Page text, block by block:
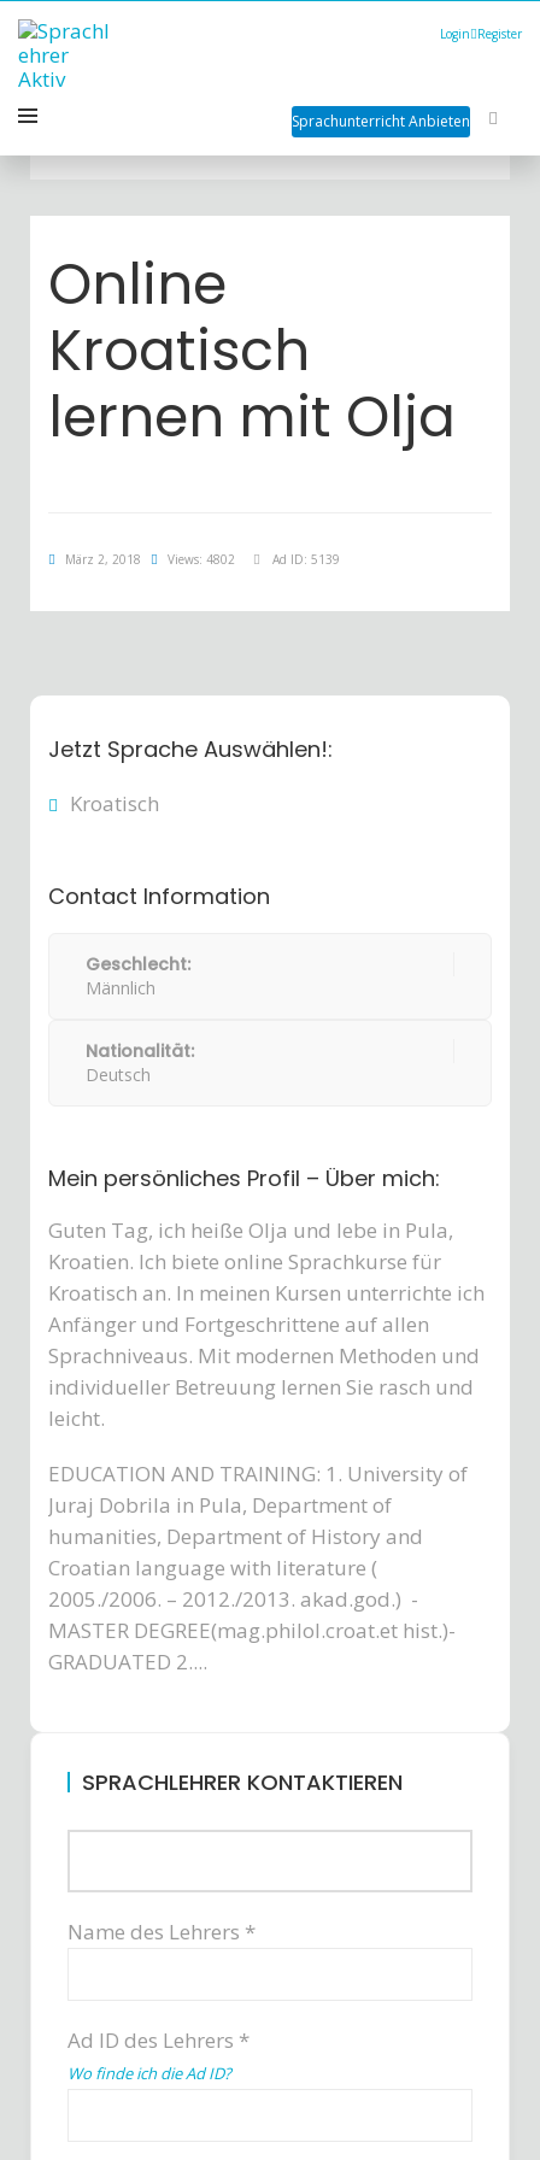
Login Register
Sprachunterricht Anbieten
Online
Kroatisch
lernen mit Olja
März 2, 2018 Views: 4802 Ad ID: 5139
Jetzt Sprache Auswählen!:
Kroatisch
Contact Information
Geschlecht:
Männlich
Nationalität:
Deutsch
Mein persönliches Profil – Über mich:
Guten Tag, ich heiße Olja und lebe in Pula,
Kroatien. Ich biete online Sprachkurse für
Kroatisch an. In meinen Kursen unterrichte ich
Anfänger und Fortgeschrittene auf allen
Sprachniveaus. Mit modernen Methoden und
individueller Betreuung lernen Sie rasch und
leicht.
EDUCATION AND TRAINING: 1. University of
Juraj Dobrila in Pula, Department of
humanities, Department of History and
Croatian language with literature (
2005./2006. – 2012./2013. akad.god.) -
MASTER DEGREE(mag.philol.croat.et hist.)-
GRADUATED 2....
SPRACHLEHRER KONTAKTIEREN
Name des Lehrers *
Ad ID des Lehrers *
Wo finde ich die Ad ID?